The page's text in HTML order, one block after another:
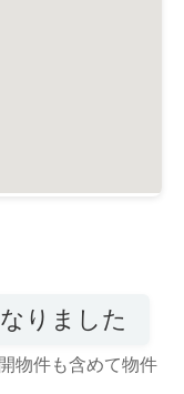
りました
物件も含めて物件